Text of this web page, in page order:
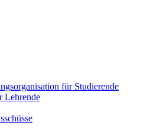
für Studierende
Lehrende